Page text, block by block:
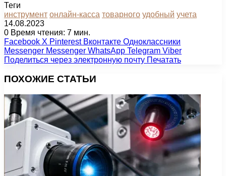
Теги
инструмент онлайн-касса товарного удобный учета
14.08.2023
0 Время чтения: 7 мин.
Facebook X Pinterest Вконтакте Одноклассники
Messenger Messenger WhatsApp Telegram Viber
Поделиться через электронную почту Печатать
ПОХОЖИЕ СТАТЬИ